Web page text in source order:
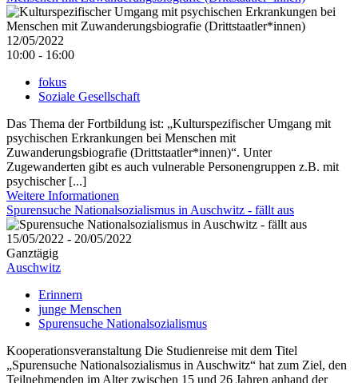
12/05/2022
10:00 - 16:00
fokus
Soziale Gesellschaft
Das Thema der Fortbildung ist: „Kulturspezifischer Umgang mit
psychischen Erkrankungen bei Menschen mit
Zuwanderungsbiografie (Drittstaatler*innen)“. Unter
Zugewanderten gibt es auch vulnerable Personengruppen z.B. mit
psychischer [...]
Weitere Informationen
Spurensuche Nationalsozialismus in Auschwitz - fällt aus
15/05/2022 - 20/05/2022
Ganztägig
Auschwitz
Erinnern
junge Menschen
Spurensuche Nationalsozialismus
Kooperationsveranstaltung Die Studienreise mit dem Titel
„Spurensuche Nationalsozialismus in Auschwitz“ hat zum Ziel, den
Teilnehmenden im Alter zwischen 15 und 26 Jahren anhand der